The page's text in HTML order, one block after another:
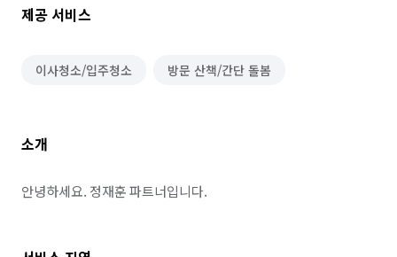
제공 서비스
이사청소/입주청소 방문 산책/간단 돌봄
소개
안녕하세요. 정재훈 파트너입니다.